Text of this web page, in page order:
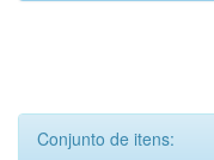
Conjunto de itens: